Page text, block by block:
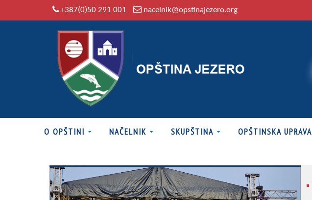
+387(0)50 291 001 nacelnik@opstinajezero.org
O OPŠTINI NAČELNIK SKUPŠTINA OPŠTINSKA UPRAVA